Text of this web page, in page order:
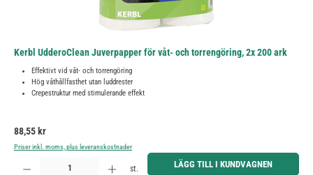
Kerbl UdderoClean Juverpapper för våt- och torrengöring, 2x 200 ark
Effektivt vid våt- och torrengöring
Hög våthållfasthet utan luddrester
Crepestruktur med stimulerande effekt
Ordinarie pris:
88,55 kr
Priser inkl. moms, plus leveranskostnader
Produktkvantitet: Ange önskat belopp eller använd knapparna för att öka eller minska kvantiteten.
st. LÄGG TILL I KUNDVAGNEN